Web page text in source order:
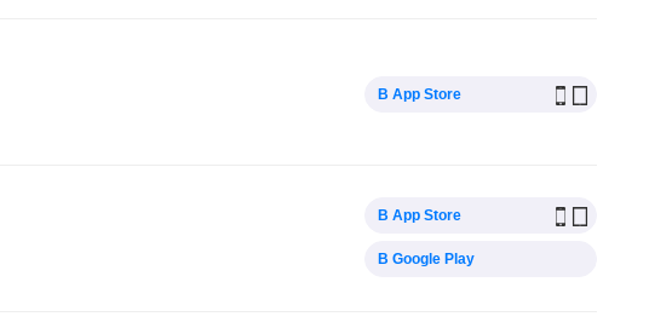
В App Store
В App Store
В Google Play